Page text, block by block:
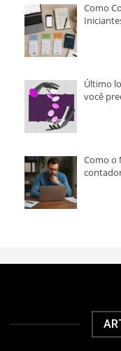
Como
Último
você
Como o